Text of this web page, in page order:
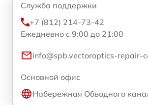
Служба поддержки
+7 (812) 214-73-42
Ежедневно с 9:00 до 21:00
info@spb.vectoroptics-repair-
Основной офис
Набережная Обводного